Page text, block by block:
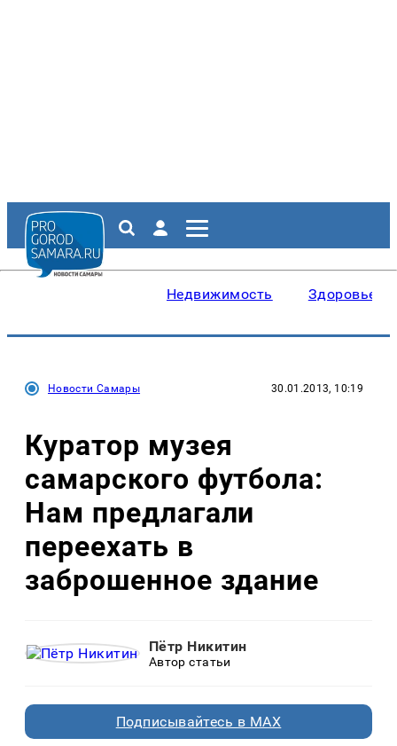
Недвижимость Здоровье
Новости Самары 30.01.2013, 10:19
Куратор музея
самарского футбола:
Нам предлагали
переехать в
заброшенное здание
Пётр Никитин
Автор статьи
Подписывайтесь в MAX